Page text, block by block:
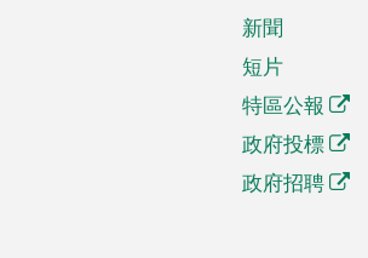
新聞
短片
特區公報
政府投標
政府招聘